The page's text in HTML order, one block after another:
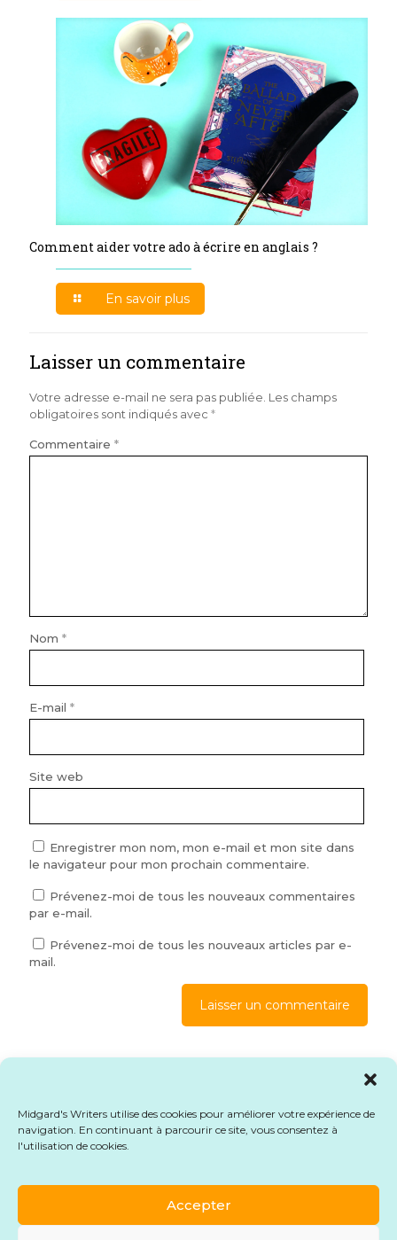
Midgard's Writers utilise des cookies pour améliorer votre expérience de
navigation. En continuant à parcourir ce site, vous consentez à
l'utilisation de cookies.
Accepter
Comment aider votre ado à écrire en anglais ?
En savoir plus
Laisser un commentaire
Votre adresse e-mail ne sera pas publiée. Les champs
obligatoires sont indiqués avec *
Commentaire *
Nom *
E-mail *
Site web
Enregistrer mon nom, mon e-mail et mon site dans
le navigateur pour mon prochain commentaire.
Prévenez-moi de tous les nouveaux commentaires
par e-mail.
Prévenez-moi de tous les nouveaux articles par e-
mail.
Mentions légales - CGU - CGV - Formulaire de
rétractation